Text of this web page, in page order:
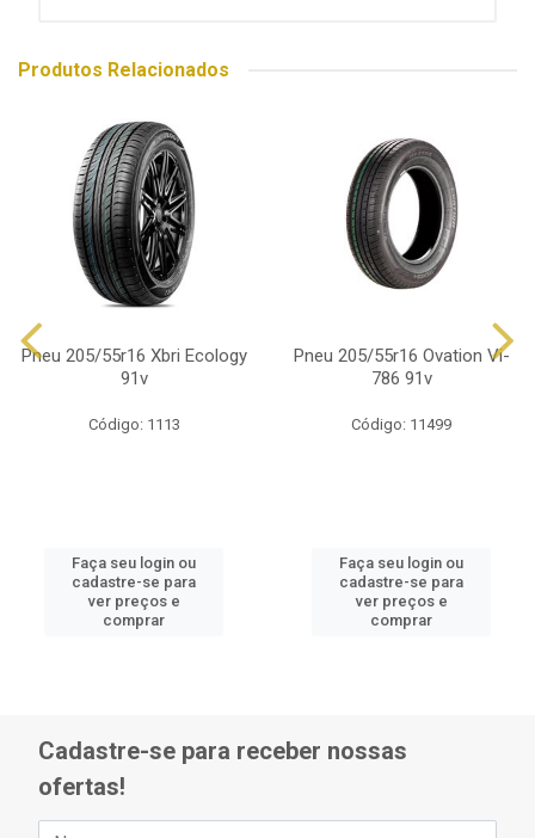
Produtos Relacionados
Pneu 205/55r16 Xbri Ecology
91v
Código: 1113
Faça seu login ou
cadastre-se para
ver preços e
comprar
Pneu 205/55r16 Ovation Vi-
786 91v
Código: 11499
Faça seu login ou
cadastre-se para
ver preços e
comprar
Cadastre-se para receber nossas
ofertas!